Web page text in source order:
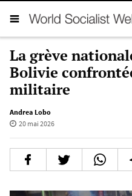
La grève
Bolivie
militaire
Andrea Lobo
20 mai 2026